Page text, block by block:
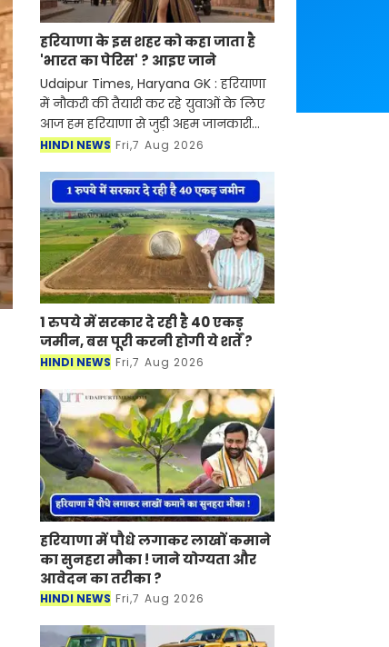
हरियाणा के इस शहर को कहा जाता है
'भारत का पेरिस' ? आइए जाने
Udaipur Times, Haryana GK : हरियाणा
में नौकरी की तैयारी कर रहे युवाओं के लिए
आज हम हरियाणा से जुड़ी अहम जानकारी
लेकर आए है। क्या आप जानते है हरियाणा के
? अगर नही
HINDI NEWS Fri,7 Aug 2026
1 रुपये में सरकार दे रही है 40 एकड़
जमीन, बस पूरी करनी होगी ये शर्तें ?
HINDI NEWS Fri,7 Aug 2026
हरियाणा में पौधे लगाकर लाखों कमाने
का सुनहरा मौका ! जाने योग्यता और
आवेदन का तरीका ?
HINDI NEWS Fri,7 Aug 2026